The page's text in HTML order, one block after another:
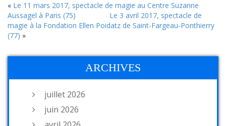
« Le 11 mars 2017, spectacle de magie au Centre Suzanne
Aussagel à Paris (75)
Le 3 avril 2017, spectacle de
magie à la Fondation Ellen Poidatz de Saint-Fargeau-Ponthierry
(77) »
ARCHIVES
juillet 2026
juin 2026